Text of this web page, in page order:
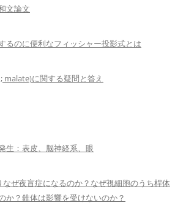
文論文
るのに便利なフィッシャー投影式とは
malate)に関する疑問と答え
生：表皮、脳神経系、眼
なぜ夜盲症になるのか？なぜ視細胞のうち桿体
か？錐体は影響を受けないのか？